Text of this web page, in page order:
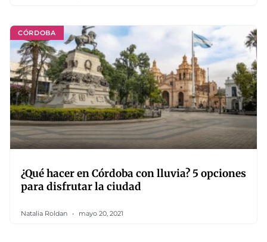
CÓRDOBA
¿Qué hacer en Córdoba con lluvia? 5 opciones
para disfrutar la ciudad
Natalia Roldan mayo 20, 2021